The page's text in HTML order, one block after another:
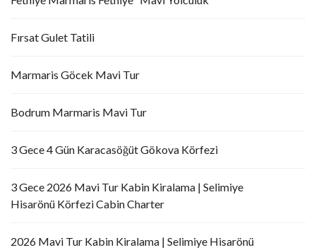
Fırsat Gulet Tatili
Marmaris Göcek Mavi Tur
Bodrum Marmaris Mavi Tur
3 Gece 4 Gün Karacasöğüt Gökova Körfezi
3 Gece 2026 Mavi Tur Kabin Kiralama | Selimiye
Hisarönü Körfezi Cabin Charter
2026 Mavi Tur Kabin Kiralama | Selimiye Hisarönü